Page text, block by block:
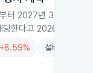
터 2027년 3월 31일까
한다고 2026년 6월 5
+8.59% 설비공사